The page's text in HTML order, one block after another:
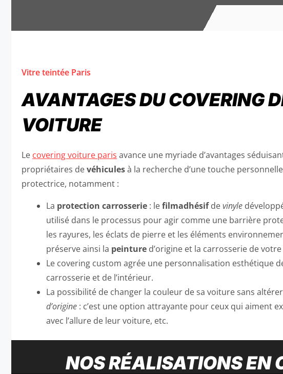
Vitre teintée Paris
AVANTAGES DU COVERING
VOITURE
Le covering voiture paris avance une myriade d’avantages
propriétaires devéhiculesà la recherche d’une touche
protectrice, notamment :
La protection carrosserie : lefilmadhésifdevinyle
utilisé dans le processus pour agir comme une barrière
les rayures, les éclats de pierre et les éléments
préserve ainsi la peinture d’origine et la carrosserie de
Le covering custom agrée une personnalisation esthétique
carrosserie et de l’intérieur.
La possibilité de changer la couleur de sa voiture sans
d’origine : c’est une option attrayante pour ceux qui aiment
avec l’allure de leur voiture, etc.
NOS RÉALISATIONS EN